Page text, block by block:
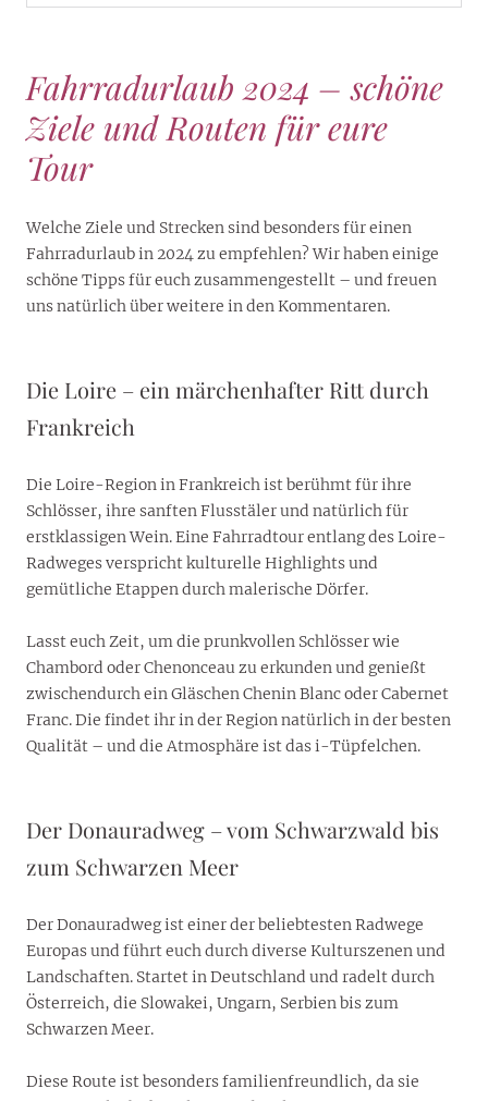
Fahrradurlaub 2024 – schöne
Ziele und Routen für eure
Tour
Welche Ziele und Strecken sind besonders für einen
Fahrradurlaub in 2024 zu empfehlen? Wir haben einige
schöne Tipps für euch zusammengestellt – und freuen
uns natürlich über weitere in den Kommentaren.
Die Loire – ein märchenhafter Ritt durch
Frankreich
Die Loire-Region in Frankreich ist berühmt für ihre
Schlösser, ihre sanften Flusstäler und natürlich für
erstklassigen Wein. Eine Fahrradtour entlang des Loire-
Radweges verspricht kulturelle Highlights und
gemütliche Etappen durch malerische Dörfer.
Lasst euch Zeit, um die prunkvollen Schlösser wie
Chambord oder Chenonceau zu erkunden und genießt
zwischendurch ein Gläschen Chenin Blanc oder Cabernet
Franc. Die findet ihr in der Region natürlich in der besten
Qualität – und die Atmosphäre ist das i-Tüpfelchen.
Der Donauradweg – vom Schwarzwald bis
zum Schwarzen Meer
Der Donauradweg ist einer der beliebtesten Radwege
Europas und führt euch durch diverse Kulturszenen und
Landschaften. Startet in Deutschland und radelt durch
Österreich, die Slowakei, Ungarn, Serbien bis zum
Schwarzen Meer.
Diese Route ist besonders familienfreundlich, da sie